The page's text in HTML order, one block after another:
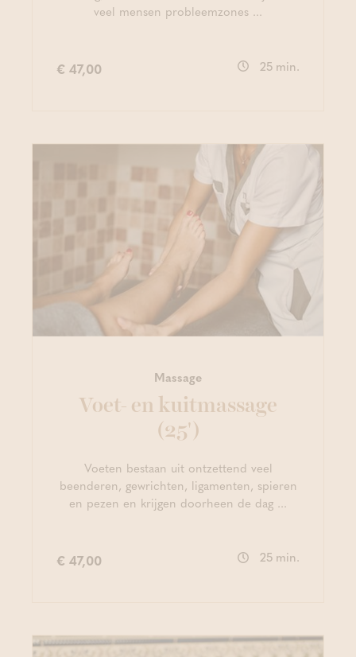
veel mensen probleemzones ...
€ 47,00 25 min.
Massage
Voet- en kuitmassage
(25')
Voeten bestaan uit ontzettend veel
beenderen, gewrichten, ligamenten, spieren
en pezen en krijgen doorheen de dag ...
€ 47,00 25 min.